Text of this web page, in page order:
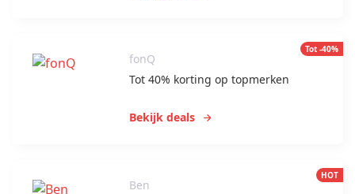
Tot -40%
fonQ
Tot 40% korting op topmerken
Bekijk deals
HOT
Ben